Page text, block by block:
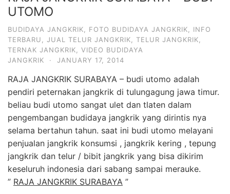
UTOMO
BUDIDAYA JANGKRIK FOTO BUDIDAYA JANGKRIK
INFO
TERBARU
JUAL TELUR JANGKRIK TELUR JANGKRIK
TERNAK JANGKRIK
VIDEO BUDIDAYA
JANGKRIK
· JANUARY 17, 2014
RAJA JANGKRIK SURABAYA – budi utomo adalah
pendiri peternakan jangkrik di tulungagung jawa timur.
beliau budi utomo sangat ulet dan tlaten dalam
pengembangan budidaya jangkrik yang dirintis nya
selama bertahun tahun. saat ini budi utomo melayani
penjualan jangkrik konsumsi , jangkrik kering , tepung
jangkrik dan telur / bibit jangkrik yang bisa dikirim
keseluruh indonesia dari sabang sampai merauke.
” RAJA JANGKRIK SURABAYA ”